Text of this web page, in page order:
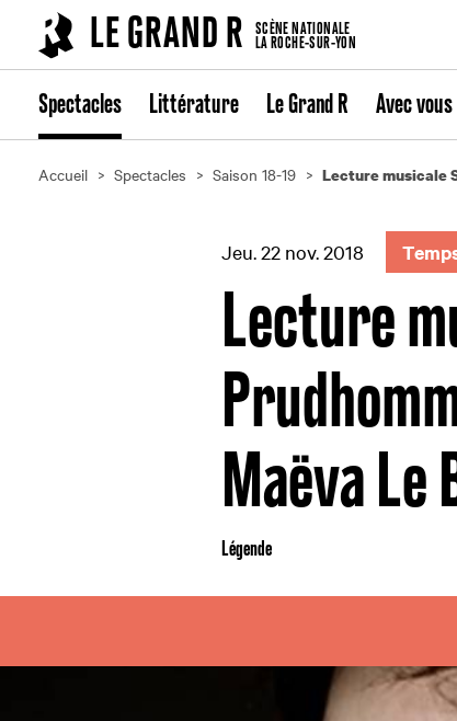
LE GRAND R
SCÈNE NATIONALE
LA ROCHE-SUR-YON
Spectacles Littérature Le Grand R Avec vous
Accueil Spectacles Saison 18-19 Lecture musicale
Jeu. 22 nov. 2018
Lecture
Maëva Le
Légende
Cookies management panel